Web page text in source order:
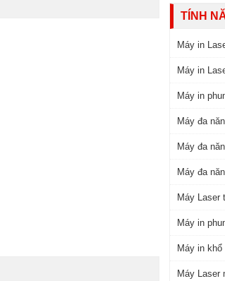
TÍNH
Máy in
Máy in
Máy in
Máy đa
Máy đa
Máy đa
Máy Laser
Máy in
Máy in
Máy Laser